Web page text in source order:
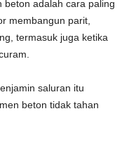
beton adalah cara paling
membangun parit,
termasuk juga ketika
saluran itu
beton tidak tahan